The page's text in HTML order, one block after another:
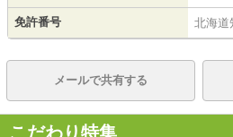
免許番号 北海道
メールで共有する
こだわり特集